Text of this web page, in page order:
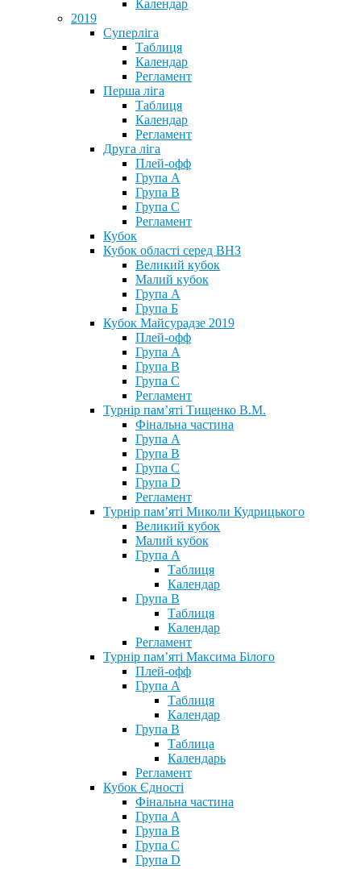
Календар
2019
Суперліга
Таблиця
Календар
Регламент
Перша ліга
Таблиця
Календар
Регламент
Друга ліга
Плей-офф
Група А
Група В
Група С
Регламент
Кубок
Кубок області серед ВНЗ
Великий кубок
Малий кубок
Група А
Група Б
Кубок Майсурадзе 2019
Плей-офф
Група А
Група В
Група С
Регламент
Турнір пам’яті Тищенко В.М.
Фінальна частина
Група А
Група В
Група С
Група D
Регламент
Турнір пам’яті Миколи Кудрицького
Великий кубок
Малий кубок
Група А
Таблиця
Календар
Група В
Таблиця
Календар
Регламент
Турнір пам’яті Максима Білого
Плей-офф
Група А
Таблиця
Календар
Група В
Таблица
Календарь
Регламент
Кубок Єдності
Фінальна частина
Група А
Група В
Група С
Група D